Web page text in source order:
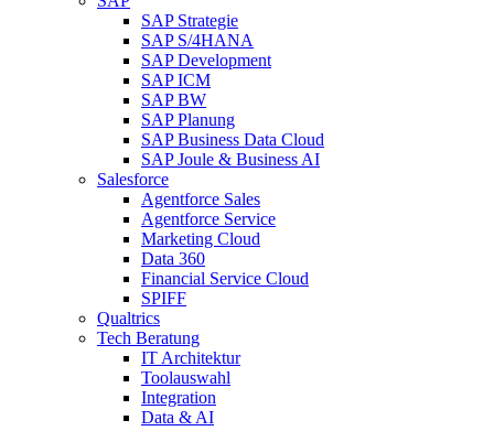
SAP Strategie
SAP S/4HANA
SAP Development
SAP ICM
SAP BW
SAP Planung
SAP Business Data Cloud
SAP Joule & Business AI
Salesforce
Agentforce Sales
Agentforce Service
Marketing Cloud
Data 360
Financial Service Cloud
SPIFF
Qualtrics
Tech Beratung
IT Architektur
Toolauswahl
Integration
Data & AI